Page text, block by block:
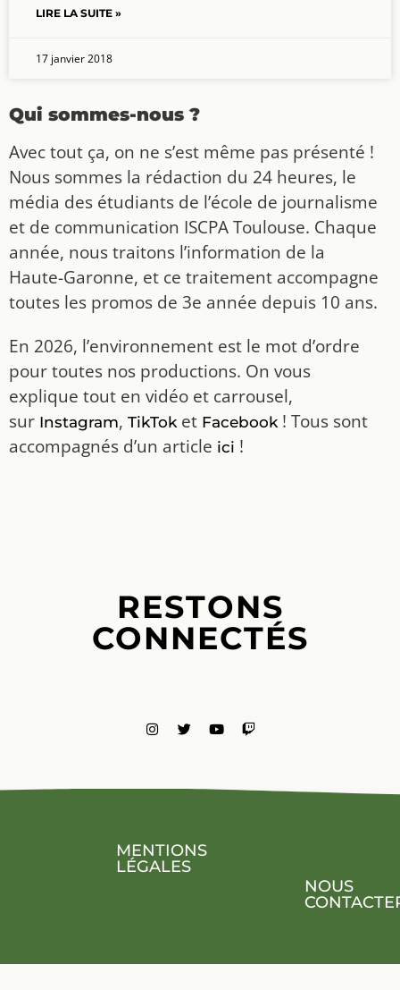
LIRE LA SUITE »
17 janvier 2018
Qui sommes-nous ?
Avec tout ça, on ne s’est même pas présenté !
Nous sommes la rédaction du 24 heures, le
média des étudiants de l’école de journalisme
et de communication ISCPA Toulouse. Chaque
année, nous traitons l’information de la
Haute-Garonne, et ce traitement accompagne
toutes les promos de 3e année depuis 10 ans.
En 2026, l’environnement est le mot d’ordre
pour toutes nos productions. On vous
explique tout en vidéo et carrousel,
sur Instagram, TikToket Facebook! Tous sont
accompagnés d’un article ici !
RESTONS
CONNECTÉS
MENTIONS
LÉGALES
NOUS